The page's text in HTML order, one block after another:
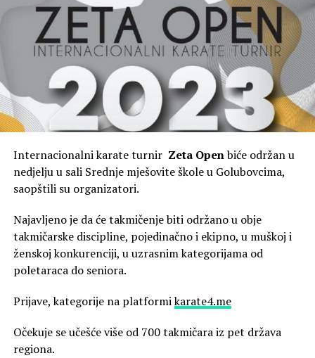
Internacionalni karate turnir Zeta Openbiće održan u
nedjelju u sali Srednje mješovite škole u Golubovcima,
saopštili su organizatori.
Najavljeno je da će takmičenje biti održano u obje
takmičarske discipline, pojedinačno i ekipno, u muškoj i
ženskoj konkurenciji, u uzrasnim kategorijama od
poletaraca do seniora.
Prijave, kategorije na platformikarate4.me
Očekuje se učešće više od 700 takmičara iz pet država
regiona.